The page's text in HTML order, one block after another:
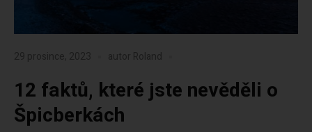
29 prosince, 2023 autor Roland
12 faktů, které jste nevěděli o
Špicberkách